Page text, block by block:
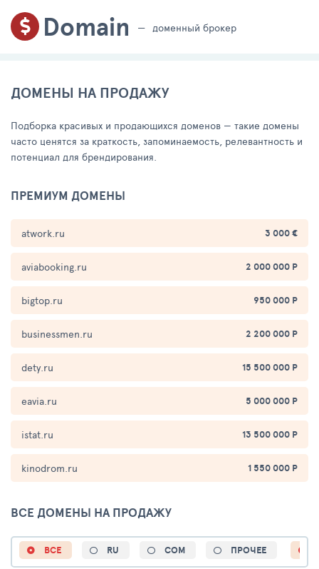
Domain доменный брокер
ДОМЕНЫ НА ПРОДАЖУ
Подборка красивых и продающихся доменов — такие домены
часто ценятся за краткость, запоминаемость, релевантность и
потенциал для брендирования.
ПРЕМИУМ ДОМЕНЫ
atwork.ru 3 000 €
aviabooking.ru 2 000 000 Р
bigtop.ru 950 000 Р
businessmen.ru 2 200 000 Р
dety.ru 15 500 000 Р
eavia.ru 5 000 000 Р
istat.ru 13 500 000 Р
kinodrom.ru 1 550 000 Р
ВСЕ ДОМЕНЫ НА ПРОДАЖУ
ВСЕ RU COM ПРОЧЕЕ